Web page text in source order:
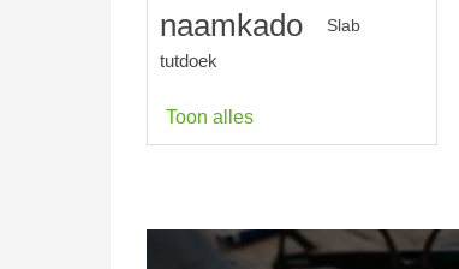
naamkado Slab
tutdoek
Toon alles